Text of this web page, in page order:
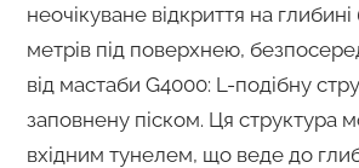
неочікуване відкриття на
метрів під поверхнею,
від мастаби G4000: L-подібну
заповнену піском. Ця структура
вхідним тунелем, що веде до